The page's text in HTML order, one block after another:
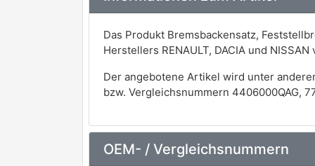
Das Produkt Bremsbackensatz,
Herstellers RENAULT, DACIA und
Der angebotene Artikel wird unter
bzw. Vergleichsnummern 4406000QAG,
OEM- / Vergleichsnummern